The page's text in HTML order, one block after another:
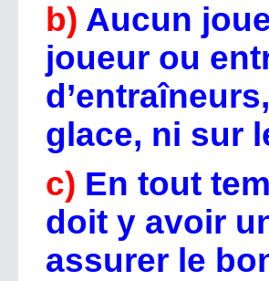
b) Aucun
joueur ou
glace, ni sur
c) En tout
doit y avoir
assurer le